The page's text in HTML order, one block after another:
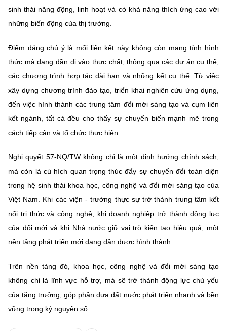
sinh thái năng động, linh hoạt và có khả năng thích ứng cao với
những biến động của thị trường.
Điểm đáng chú ý là mối liên kết này không còn mang tính hình
thức mà đang dần đi vào thực chất, thông qua các dự án cụ thể,
các chương trình hợp tác dài hạn và những kết cụ thể. Từ việc
xây dựng chương trình đào tạo, triển khai nghiên cứu ứng dụng,
đến việc hình thành các trung tâm đổi mới sáng tạo và cụm liên
kết ngành, tất cả đều cho thấy sự chuyển biến mạnh mẽ trong
cách tiếp cận và tổ chức thực hiện.
Nghị quyết 57-NQ/TW không chỉ là một định hướng chính sách,
mà còn là cú hích quan trọng thúc đẩy sự chuyển đổi toàn diện
trong hệ sinh thái khoa học, công nghệ và đổi mới sáng tạo của
Việt Nam. Khi các viện - trường thực sự trở thành trung tâm kết
nối tri thức và công nghệ, khi doanh nghiệp trở thành động lực
của đổi mới và khi Nhà nước giữ vai trò kiến tạo hiệu quả, một
nền tảng phát triển mới đang dần được hình thành.
Trên nền tảng đó, khoa học, công nghệ và đổi mới sáng tạo
không chỉ là lĩnh vực hỗ trợ, mà sẽ trở thành động lực chủ yếu
của tăng trưởng, góp phần đưa đất nước phát triển nhanh và bền
vững trong kỷ nguyên số.